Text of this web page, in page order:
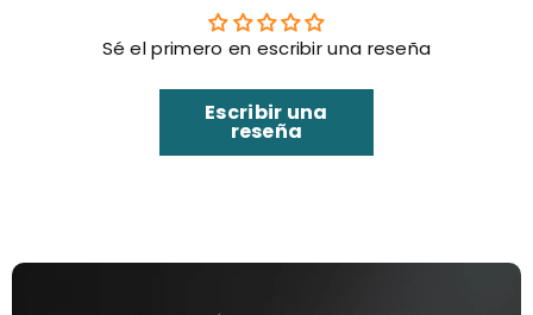
Sé el primero en escribir una reseña
Escribir una
reseña